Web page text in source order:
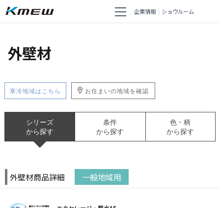
企業情報 ショウルーム
外壁材
寒冷地域はこちら お住まいの地域を確認
シリーズ
から探す
条件
から探す
色・柄
から探す
外壁材商品詳細 一般地域用